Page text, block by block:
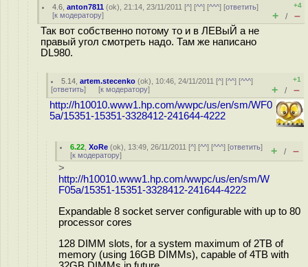
4.6 ,anton7811 (ok), 21:14, 23/11/2011 [^] [^^] [^^^] [ответить]
[к модератору]
+4
+ / –
Так вот собственно потому то и в ЛЕВыЙ а не
правый угол смотреть надо. Там же написано
DL980.
5.14 ,artem.stecenko (ok), 10:46, 24/11/2011 [^] [^^] [^^^]
[ответить] [к модератору]
+1
+ / –
http://h10010.www1.hp.com/wwpc/us/en/sm/WF0
5a/15351-15351-3328412-241644-4222
6.22 ,XoRe (ok), 13:49, 26/11/2011 [^] [^^] [^^^] [ответить]
[к модератору] + / –
>
http://h10010.www1.hp.com/wwpc/us/en/sm/W
F05a/15351-15351-3328412-241644-4222
Expandable 8 socket server configurable with up to 80
processor cores
128 DIMM slots, for a system maximum of 2TB of
memory (using 16GB DIMMs), capable of 4TB with